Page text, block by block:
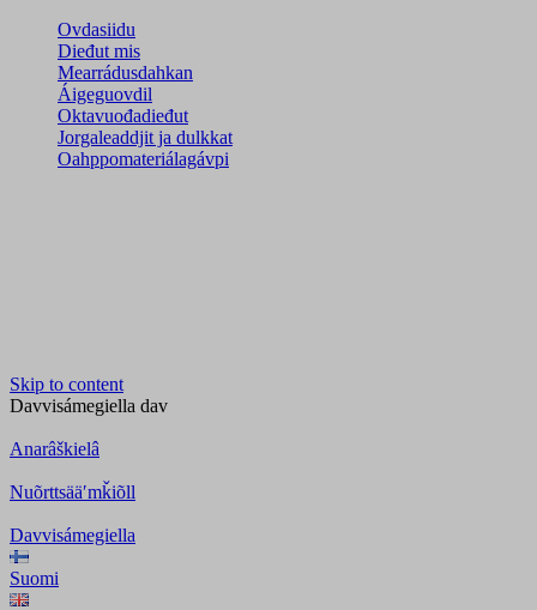
Ovdasiidu
Dieđut mis
Mearrádusdahkan
Áigeguovdil
Oktavuođadieđut
Jorgaleaddjit ja dulkkat
Oahppomateriálagávpi
Skip to content
Davvisámegiella dav
Anarâškielâ
Nuõrttsääʹmǩiõll
Davvisámegiella
Suomi